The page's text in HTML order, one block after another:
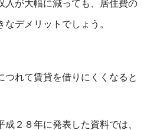
入が大幅に減っても、居住費の
デメリットでしょう。
つれて賃貸を借りにくくなると
２８年に発表した資料では、